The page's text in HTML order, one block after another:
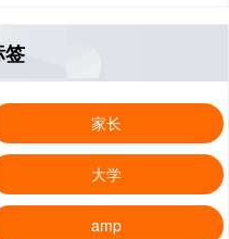
签
家长
大学
amp